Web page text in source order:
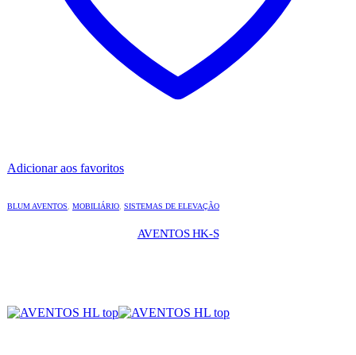
Adicionar aos favoritos
BLUM AVENTOS MOBILIÁRIO SISTEMAS DE ELEVAÇÃO
AVENTOS HK-S